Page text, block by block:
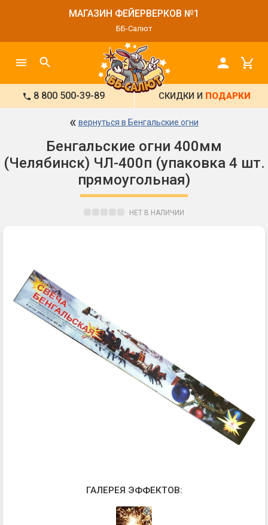
МАГАЗИН ФЕЙЕРВЕРКОВ №1
ББ-Салют
8 800 500-39-89 СКИДКИ И ПОДАРКИ
« вернуться в Бенгальские огни
Бенгальские огни 400мм
(Челябинск) ЧЛ-400п (упаковка 4 шт.
прямоугольная)
НЕТ В НАЛИЧИИ
ГАЛЕРЕЯ ЭФФЕКТОВ: